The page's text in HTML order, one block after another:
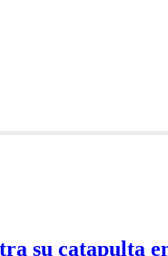
su catapulta